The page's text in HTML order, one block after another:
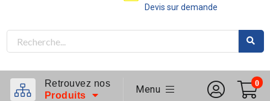
Devis sur demande
Retrouvez nos
Produits
Menu
0